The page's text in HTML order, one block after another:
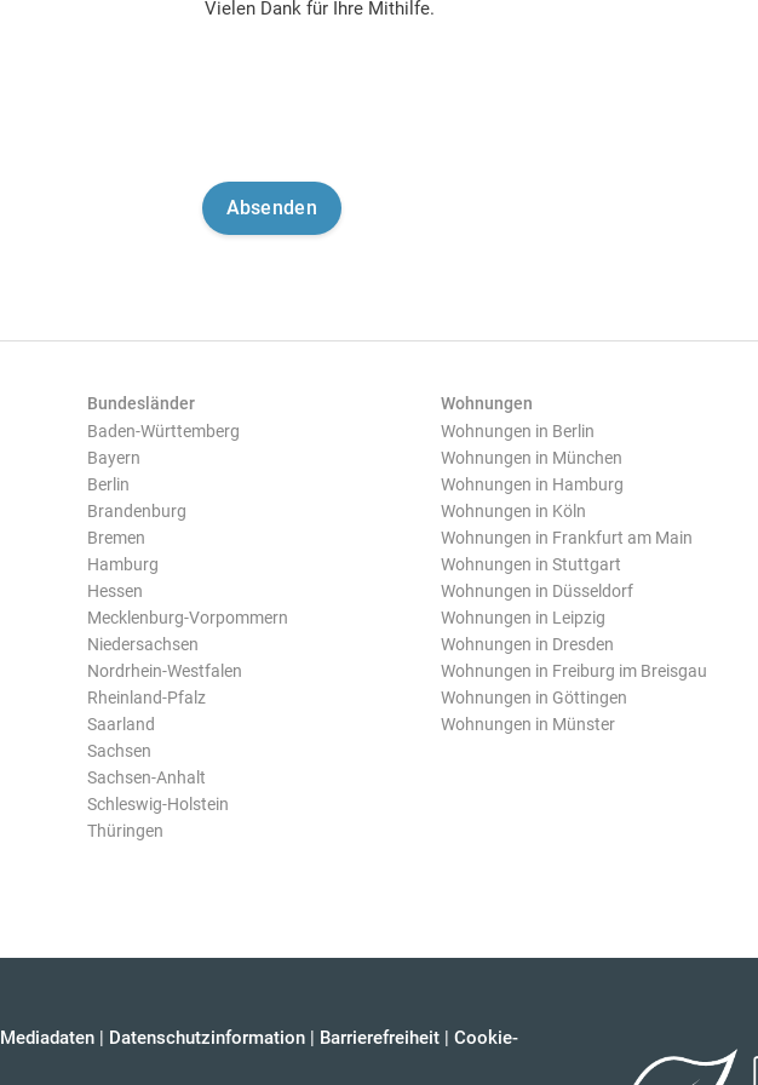
Vielen Dank für Ihre Mithilfe.
Bundesländer
Baden-Württemberg
Bayern
Berlin
Brandenburg
Bremen
Hamburg
Hessen
Mecklenburg-Vorpommern
Niedersachsen
Nordrhein-Westfalen
Rheinland-Pfalz
Saarland
Sachsen
Sachsen-Anhalt
Schleswig-Holstein
Thüringen
Wohnungen
Wohnungen in Berlin
Wohnungen in München
Wohnungen in Hamburg
Wohnungen in Köln
Wohnungen in Frankfurt am Main
Wohnungen in Stuttgart
Wohnungen in Düsseldorf
Wohnungen in Leipzig
Wohnungen in Dresden
Wohnungen in Freiburg im Breisgau
Wohnungen in Göttingen
Wohnungen in Münster
Mediadaten | Datenschutzinformation | Barrierefreiheit | Cookie-